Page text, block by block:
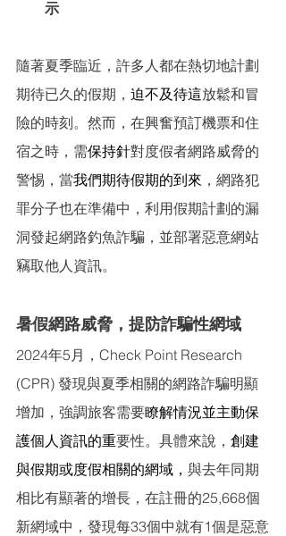
示
隨著夏季臨近，許多人都在熱切地計劃
期待已久的假期， 迫不及待這放鬆和冒
險的時刻。然而，在興奮預訂機票和住
宿之時，需保持針對度假者網路威脅的
警惕，當我們期待假期的到來 ，網路犯
罪分子也在準備中，利用假期計劃的漏
洞發起網路釣魚詐騙，並部署惡意網站
竊取他人資訊。
暑假網路威脅，提防詐騙性網域
2024年5月，Check Point Research
(CPR) 發現與夏季相關的網路詐騙明顯
增加，強調旅客需要瞭解情況並主動保
護個人資訊的重要性。具體來說， 創建
與假期或度假相關的網域， 與去年同期
相比有顯著的增長，在註冊的25,668個
新網域中，發現每33個中就有1個是惡意